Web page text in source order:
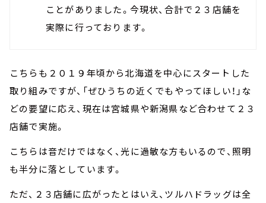
ことがありました。今現状、合計で２３店舗を
実際に行っております。
こちらも２０１９年頃から北海道を中心にスタートした
取り組みですが、「ぜひうちの近くでもやってほしい！」な
どの要望に応え、現在は宮城県や新潟県など合わせて２３
店舗で実施。
こちらは音だけではなく、光に過敏な方もいるので、照明
も半分に落としています。
ただ、２３店舗に広がったとはいえ、ツルハドラッグは全